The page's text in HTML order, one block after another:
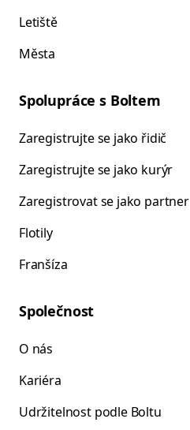
Letiště
Města
Spolupráce s Boltem
Zaregistrujte se jako řidič
Zaregistrujte se jako kurýr
Zaregistrovat se jako partner
Flotily
Franšíza
Společnost
O nás
Kariéra
Udržitelnost podle Boltu